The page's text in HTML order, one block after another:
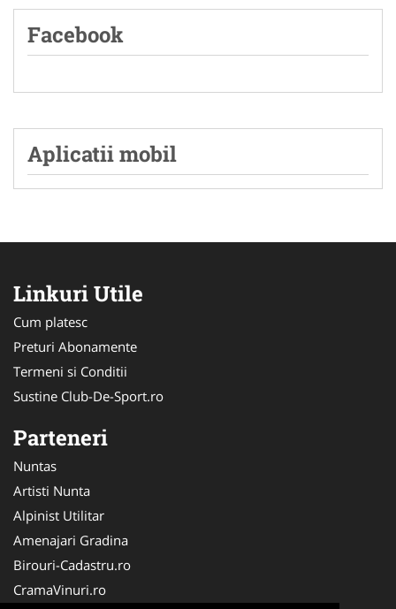
Facebook
Aplicatii mobil
Linkuri Utile
Cum platesc
Preturi Abonamente
Termeni si Conditii
Sustine Club-De-Sport.ro
Parteneri
Nuntas
Artisti Nunta
Alpinist Utilitar
Amenajari Gradina
Birouri-Cadastru.ro
CramaVinuri.ro